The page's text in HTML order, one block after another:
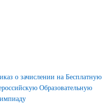
о зачислении на Бесплатную
Образовательную